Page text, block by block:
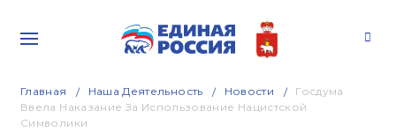
Главная Наша Деятельность Новости
Госдума
Ввела Наказание За Использование Нацистской
Символики